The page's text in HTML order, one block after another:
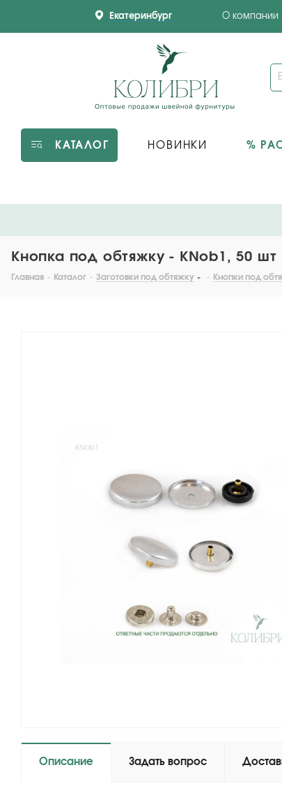
Екатеринбург О компании
КАТАЛОГ НОВИНКИ %
Кнопка под обтяжку - KNob1, 50 шт
Главная - Каталог - Заготовки под обтяжку - Кнопки под
Описание Задать вопрос